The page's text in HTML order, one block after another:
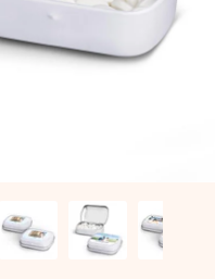
Schritten – mit
Nachricht von
für den perfekten